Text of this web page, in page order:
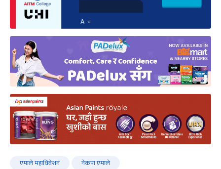
एमाले महाधिवेशन नेकपा एमाले